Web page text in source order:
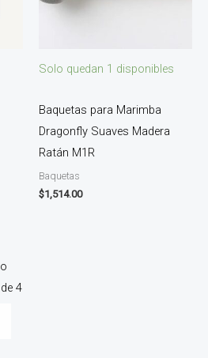
Solo quedan 1 disponibles
Baquetas para Marimba
Dragonfly Suaves Madera
Ratán M1R
Baquetas
$1,514.00